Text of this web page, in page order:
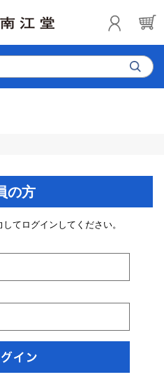
の方
てログインしてください。